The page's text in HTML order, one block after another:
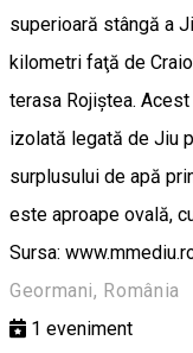
superioară stângă a
kilometri faţă de
terasa Rojiştea.
izolată legată de Jiu
surplusului de apă
este aproape ovală,
Sursa:
Geormani, România
1 eveniment